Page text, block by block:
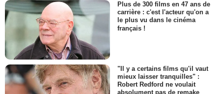
Plus de 300 films en 47 ans de
carrière : c'est l'acteur qu'on a
le plus vu dans le cinéma
français !
"Il y a certains films qu'il vaut
mieux laisser tranquilles" :
Robert Redford ne voulait
absolument pas de remake